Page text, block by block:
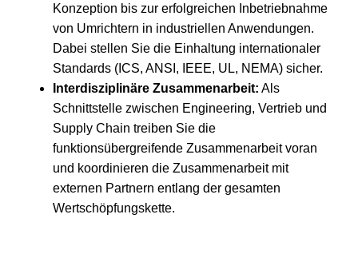
Konzeption bis zur erfolgreichen Inbetriebnahme
von Umrichtern in industriellen Anwendungen.
Dabei stellen Sie die Einhaltung internationaler
Standards (ICS, ANSI, IEEE, UL, NEMA) sicher.
Interdisziplinäre Zusammenarbeit: Als
Schnittstelle zwischen Engineering, Vertrieb und
Supply Chain treiben Sie die
funktionsübergreifende Zusammenarbeit voran
und koordinieren die Zusammenarbeit mit
externen Partnern entlang der gesamten
Wertschöpfungskette.